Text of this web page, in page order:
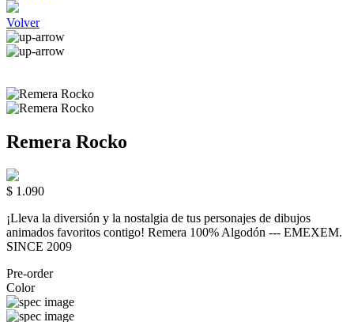
Volver
Remera Rocko
$ 1.090
¡Lleva la diversión y la nostalgia de tus personajes de dibujos
animados favoritos contigo! Remera 100% Algodón --- EMEXEM.
SINCE 2009
Pre-order
Color